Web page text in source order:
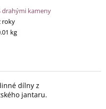
drahými kameny
roky
kg
dílny z
jantaru.